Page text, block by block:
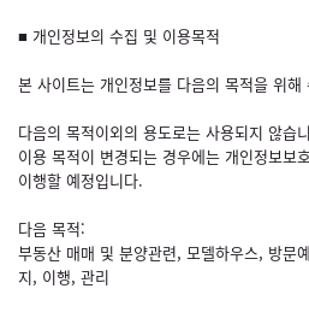
■ 개인정보의 수집 및 이용목적
본 사이트는 개인정보를 다음의 목적을 위해
다음의 목적이외의 용도로는 사용되지 않습
이용 목적이 변경되는 경우에는 개인정보보
이행할 예정입니다.
다음 목적:
부동산 매매 및 분양관련, 모델하우스, 방문
지, 이행, 관리